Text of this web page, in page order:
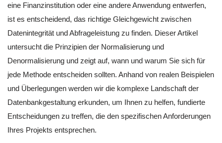
eine Finanzinstitution oder eine andere Anwendung entwerfen,
ist es entscheidend, das richtige Gleichgewicht zwischen
Datenintegrität und Abfrageleistung zu finden. Dieser Artikel
untersucht die Prinzipien der Normalisierung und
Denormalisierung und zeigt auf, wann und warum Sie sich für
jede Methode entscheiden sollten. Anhand von realen Beispielen
und Überlegungen werden wir die komplexe Landschaft der
Datenbankgestaltung erkunden, um Ihnen zu helfen, fundierte
Entscheidungen zu treffen, die den spezifischen Anforderungen
Ihres Projekts entsprechen.